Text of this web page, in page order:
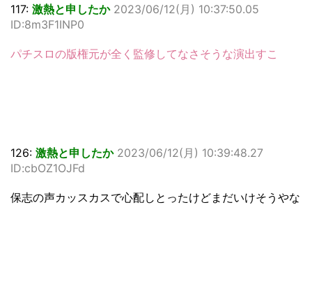
117: 激熱と申したか 2023/06/12(月) 10:37:50.05
ID:8m3F1INP0
パチスロの版権元が全く監修してなさそうな演出すこ
126: 激熱と申したか 2023/06/12(月) 10:39:48.27
ID:cbOZ1OJFd
保志の声カッスカスで心配しとったけどまだいけそうやな